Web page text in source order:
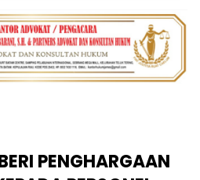
PENGHARGAAN